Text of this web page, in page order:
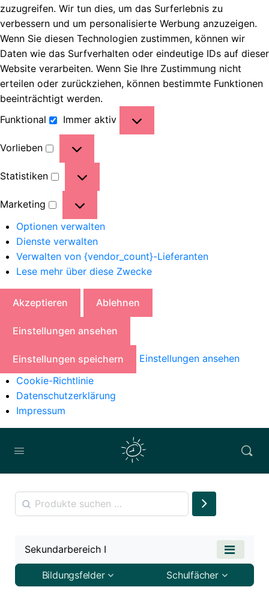
zuzugreifen. Wir tun dies, um das Surferlebnis zu
verbessern und um personalisierte Werbung anzuzeigen.
Wenn Sie diesen Technologien zustimmen, können wir
Daten wie das Surfverhalten oder eindeutige IDs auf dieser
Website verarbeiten. Wenn Sie Ihre Zustimmung nicht
erteilen oder zurückziehen, können bestimmte Funktionen
beeinträchtigt werden.
Funktional
Immer aktiv
Vorlieben
Statistiken
Marketing
Optionen verwalten
Dienste verwalten
Verwalten von {vendor_count}-Lieferanten
Lese mehr über diese Zwecke
Akzeptieren Ablehnen
Einstellungen ansehen
Einstellungen speichern
Einstellungen ansehen
Cookie-Richtlinie
Datenschutzerklärung
Impressum
Sekundarbereich I
Bildungsfelder Schulfächer